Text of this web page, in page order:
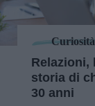
Curiosità
Relazioni,
storia di
30 anni